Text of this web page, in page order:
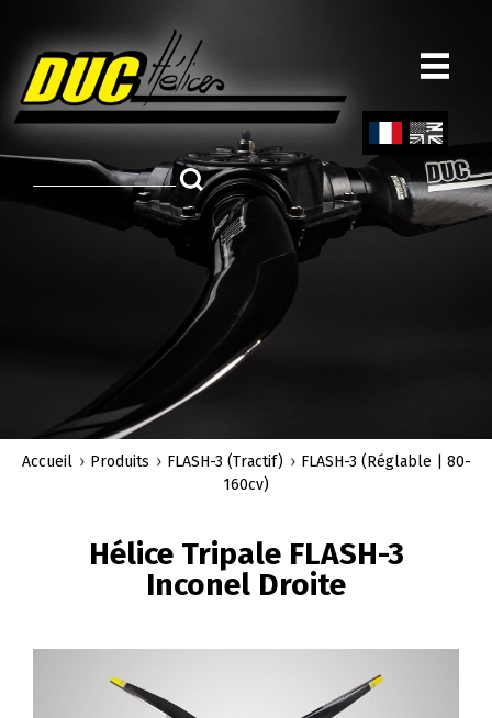
principal
ch
Engl
D'ARIANE
Accueil Produits FLASH-3 (Tractif)
FLASH-3 (Réglable | 80-
160cv)
Hélice Tripale FLASH-3
Inconel Droite